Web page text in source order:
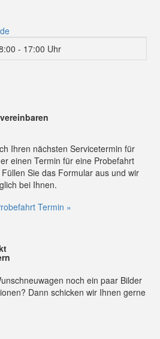
- 17:00 Uhr
Ihren nächsten Servicetermin für
einen Termin für eine Probefahrt
Sie das Formular aus und wir
bei Ihnen.
Termin »
noch ein paar Bilder
Dann schicken wir Ihnen gerne